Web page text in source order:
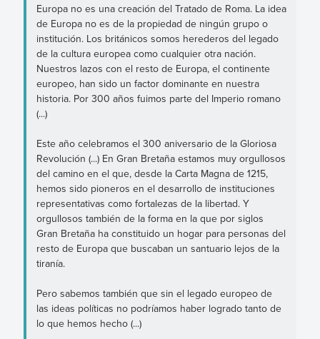
Europa no es una creación del Tratado de Roma. La idea
de Europa no es de la propiedad de ningún grupo o
institución. Los británicos somos herederos del legado
de la cultura europea como cualquier otra nación.
Nuestros lazos con el resto de Europa, el continente
europeo, han sido un factor dominante en nuestra
historia. Por 300 años fuimos parte del Imperio romano
(...)
Este año celebramos el 300 aniversario de la Gloriosa
Revolución (...) En Gran Bretaña estamos muy orgullosos
del camino en el que, desde la Carta Magna de 1215,
hemos sido pioneros en el desarrollo de instituciones
representativas como fortalezas de la libertad. Y
orgullosos también de la forma en la que por siglos
Gran Bretaña ha constituido un hogar para personas del
resto de Europa que buscaban un santuario lejos de la
tiranía.
Pero sabemos también que sin el legado europeo de
las ideas políticas no podríamos haber logrado tanto de
lo que hemos hecho (...)